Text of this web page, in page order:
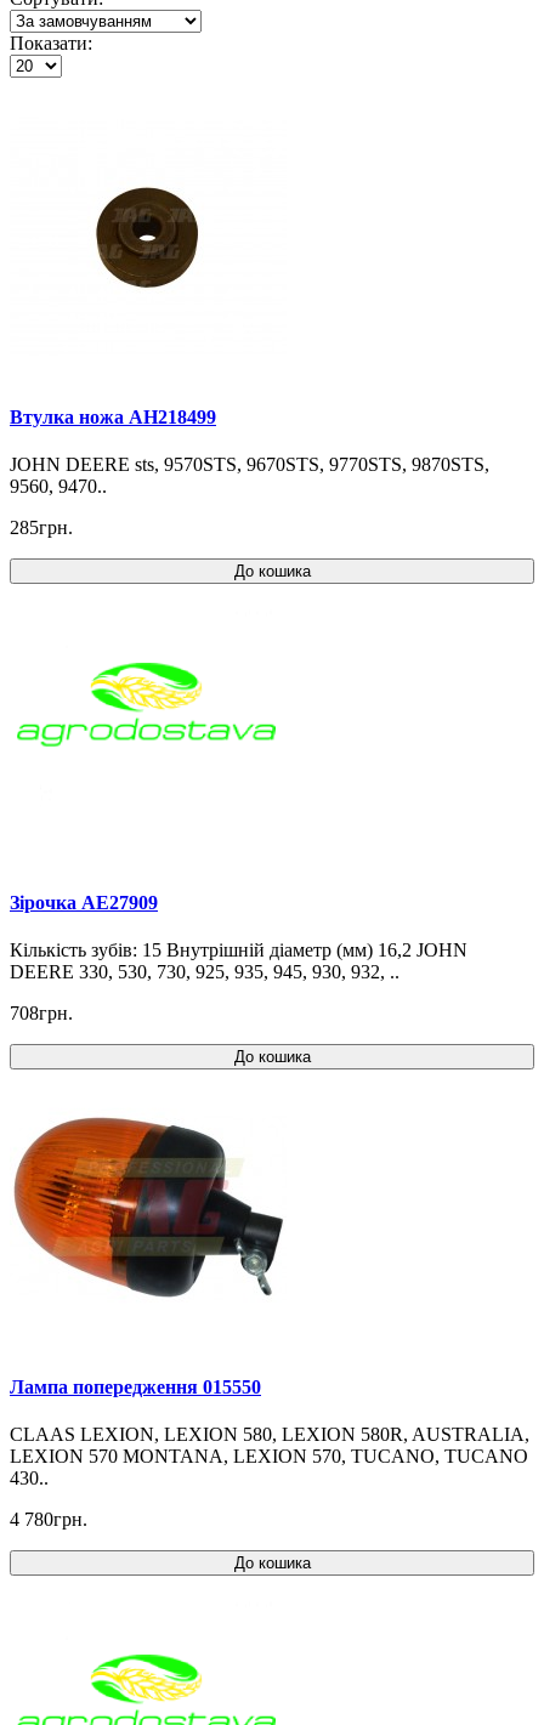
Показати:
Втулка ножа AH218499
JOHN DEERE sts, 9570STS, 9670STS, 9770STS, 9870STS,
9560, 9470..
285грн.
До кошика
Зірочка AE27909
Кількість зубів: 15 Внутрішній діаметр (мм) 16,2 JOHN
DEERE 330, 530, 730, 925, 935, 945, 930, 932, ..
708грн.
До кошика
Лампа попередження 015550
CLAAS LEXION, LEXION 580, LEXION 580R, AUSTRALIA,
LEXION 570 MONTANA, LEXION 570, TUCANO, TUCANO
430..
4 780грн.
До кошика